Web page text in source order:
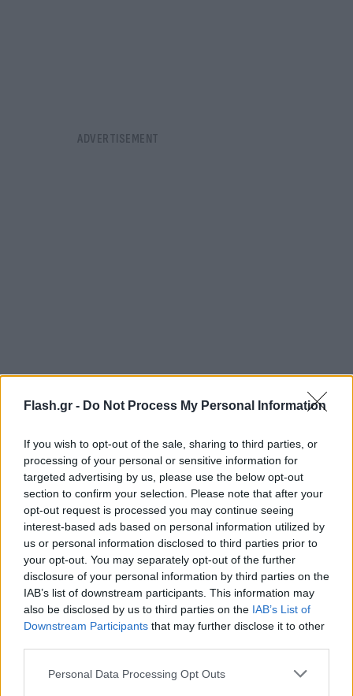
Flash.gr - Do Not Process My Personal Information
If you wish to opt-out of the sale, sharing to third parties, or
processing of your personal or sensitive information for
targeted advertising by us, please use the below opt-out
section to confirm your selection. Please note that after your
opt-out request is processed you may continue seeing
interest-based ads based on personal information utilized by
us or personal information disclosed to third parties prior to
your opt-out. You may separately opt-out of the further
disclosure of your personal information by third parties on the
IAB’s list of downstream participants. This information may
also be disclosed by us to third parties on the IAB’s List of
Downstream Participants that may further disclose it to other
Please note that this website/app uses one or more Google
Personal Data Processing Opt Outs
Μιλώντας για τονέο πολιτικό σκηνικόπου
κ. Σιφονιός τόνισε: «Προφανώς τα social δεν τα
ανακαλύψαμε τώρα ξαφνικά, τον περασμένο μήνα
με τον κύριο Κασσελάκη. Και είναι μία εποχή όπου
ο πολιτικός που παλιότερα ήταν στο μπαλκόνι ή
στο βάθρο έχει κατέβει, μπαίνει στον κόσμο,
ανακατεύεται μαζί τους, τσαλακώνεται, γίνεται πιο
διάφανος, γίνεται πιο προσιτός, γίνεται πιο οικείος
και όλα αυτά είναι χαρακτηριστικά που με το
“καλημέρα” τα είδα με τον κύριο Κασσελάκη. Δεν
υπήρχε δηλαδή ένα παρελθόν, δεν κατέβηκε από
κάπου, εμφανίστηκε».